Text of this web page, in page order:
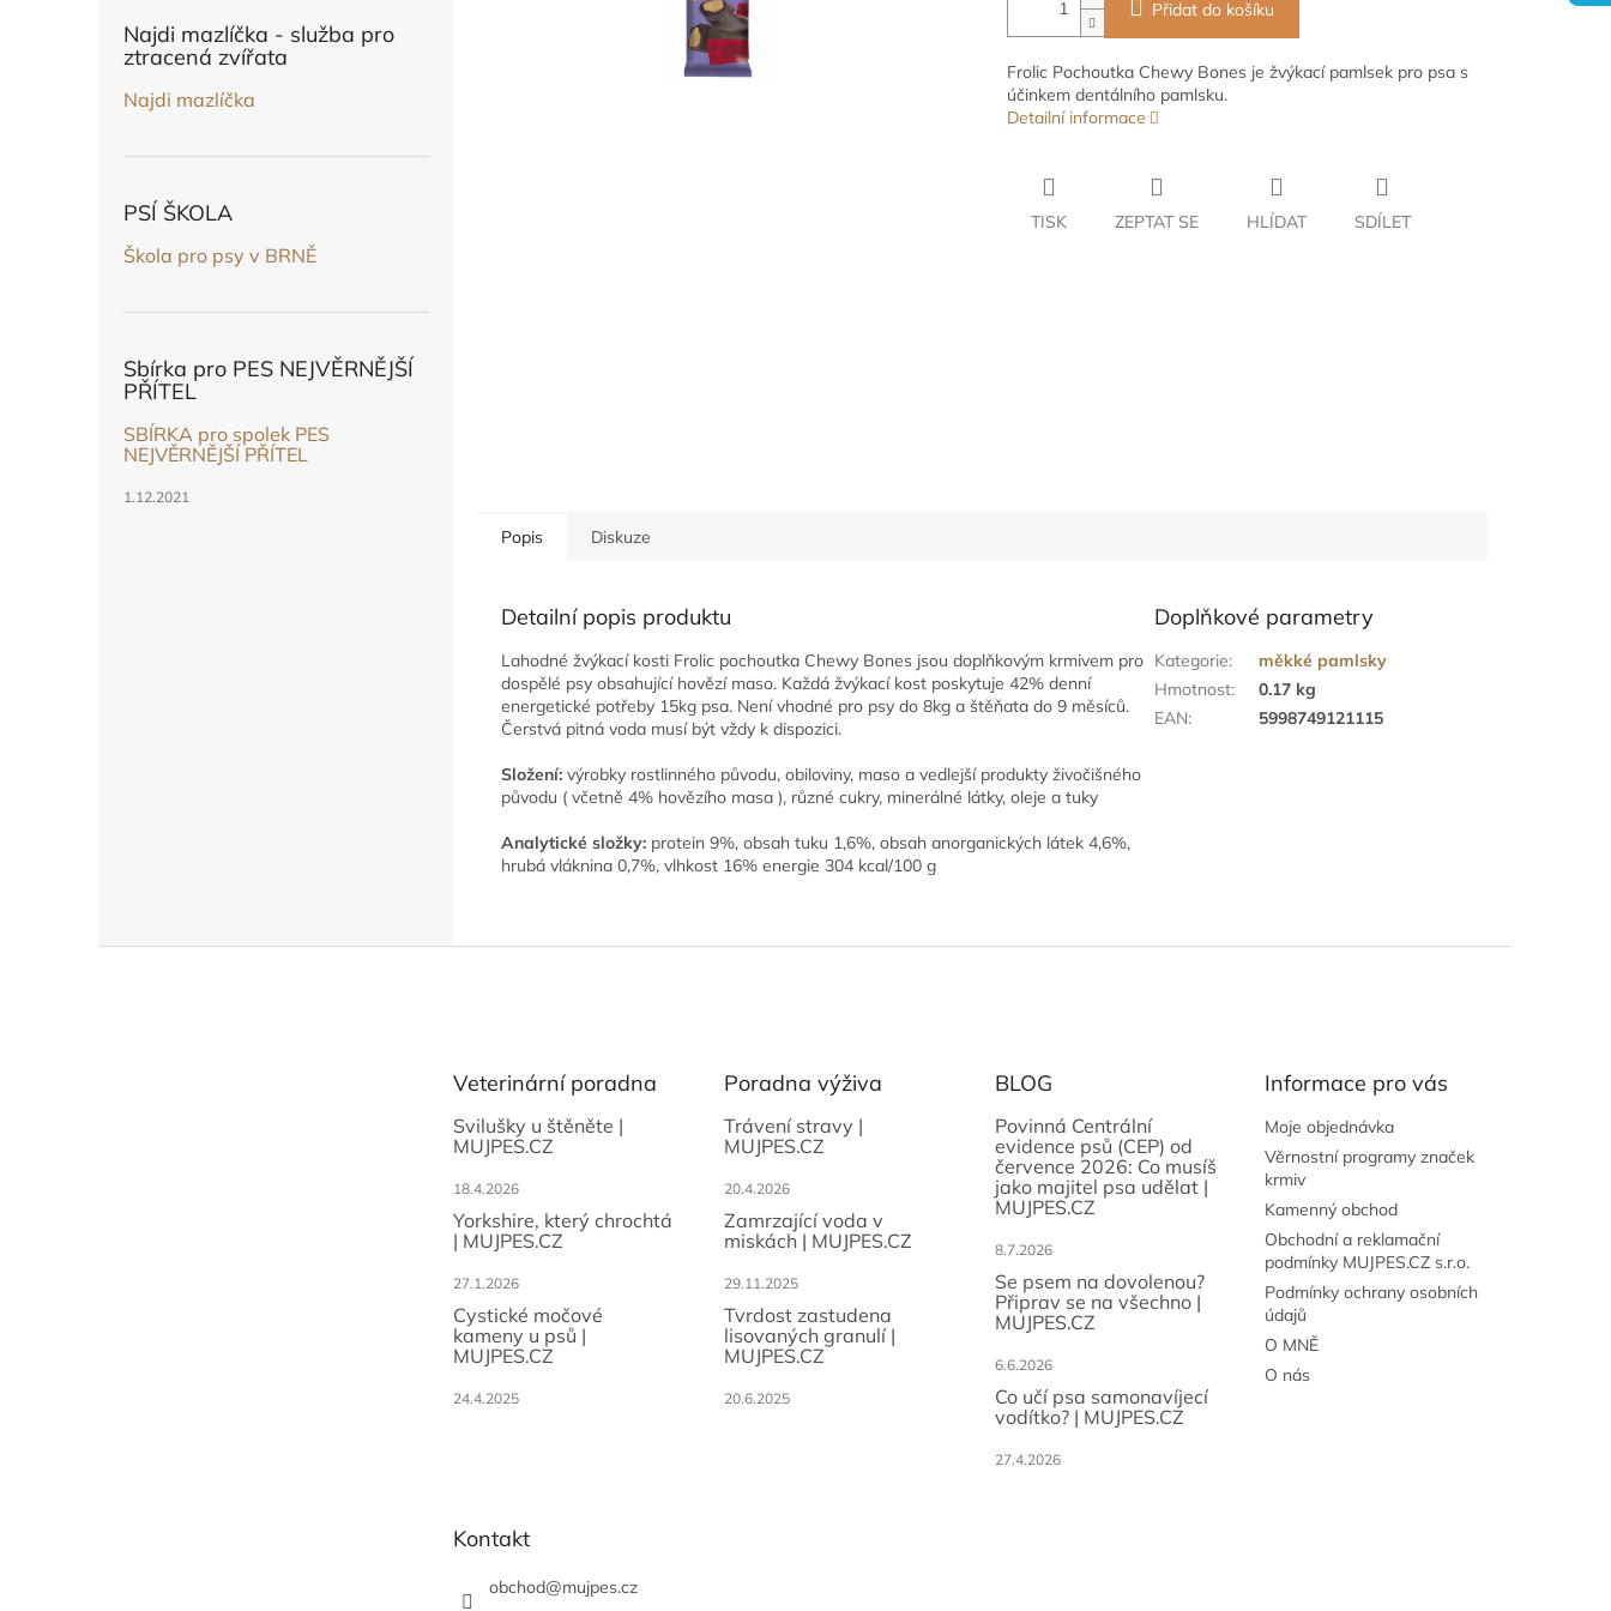
Najdi mazlíčka - služba pro
ztracená zvířata
Najdi mazlíčka
PSÍ ŠKOLA
Škola pro psy v BRNĚ
Sbírka pro PES NEJVĚRNĚJŠÍ
PŘÍTEL
SBÍRKA pro spolek PES
NEJVĚRNĚJŠÍ PŘÍTEL
1.12.2021
Přidat do košíku
Frolic Pochoutka Chewy Bones je žvýkací pamlsek pro psa s
účinkem dentálního pamlsku.
Detailní informace
TISK ZEPTAT SE HLÍDAT SDÍLET
Popis Diskuze
Detailní popis produktu
Lahodné žvýkací kosti Frolic pochoutka Chewy Bones jsou doplňkovým krmivem pro
dospělé psy obsahující hovězí maso. Každá žvýkací kost poskytuje 42% denní
energetické potřeby 15kg psa. Není vhodné pro psy do 8kg a štěňata do 9 měsíců.
Čerstvá pitná voda musí být vždy k dispozici.
Složení: výrobky rostlinného původu, obiloviny, maso a vedlejší produkty živočišného
původu ( včetně 4% hovězího masa ), různé cukry, minerálné látky, oleje a tuky
Analytické složky: protein 9%, obsah tuku 1,6%, obsah anorganických látek 4,6%,
hrubá vláknina 0,7%, vlhkost 16% energie 304 kcal/100 g
Doplňkové parametry
Kategorie:
měkké pamlsky
Hmotnost:
0.17 kg
EAN: 5998749121115
Veterinární poradna
Svilušky u štěněte |
MUJPES.CZ
18.4.2026
Yorkshire, který chrochtá
| MUJPES.CZ
27.1.2026
Cystické močové
kameny u psů |
MUJPES.CZ
24.4.2025
Poradna výživa
Trávení stravy |
MUJPES.CZ
20.4.2026
Zamrzající voda v
miskách | MUJPES.CZ
29.11.2025
Tvrdost zastudena
lisovaných granulí |
MUJPES.CZ
20.6.2025
BLOG
Povinná Centrální
evidence psů (CEP) od
července 2026: Co musíš
jako majitel psa udělat |
MUJPES.CZ
8.7.2026
Se psem na dovolenou?
Připrav se na všechno |
MUJPES.CZ
6.6.2026
Co učí psa samonavíjecí
vodítko? | MUJPES.CZ
27.4.2026
Informace pro vás
Moje objednávka
Věrnostní programy značek
krmiv
Kamenný obchod
Obchodní a reklamační
podmínky MUJPES.CZ s.r.o.
Podmínky ochrany osobních
údajů
O MNĚ
O nás
Kontakt
obchod@mujpes.cz